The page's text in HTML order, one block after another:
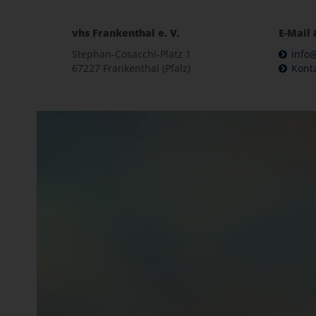
vhs Frankenthal e. V.
Stephan-Cosacchi-Platz 1
67227 Frankenthal (Pfalz)
E-Mail